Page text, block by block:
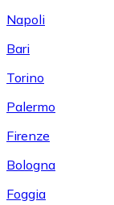
Napoli
Bari
Torino
Palermo
Firenze
Bologna
Foggia